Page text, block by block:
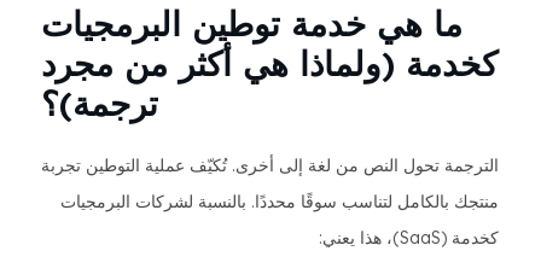
ما هي خدمة توطين البرمجيات
كخدمة (ولماذا هي أكثر من مجرد
ترجمة)؟
الترجمة تحول النص من لغة إلى أخرى. تُكيّف عملية التوطين تجربة
منتجك بالكامل لتناسب سوقًا محددًا. بالنسبة لشركات البرمجيات
كخدمة (SaaS)، هذا يعني: